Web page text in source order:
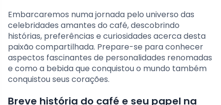
Embarcaremos numa jornada pelo universo das
celebridades amantes do café, descobrindo
histórias, preferências e curiosidades acerca desta
paixão compartilhada. Prepare-se para conhecer
aspectos fascinantes de personalidades renomadas
e como a bebida que conquistou o mundo também
conquistou seus corações.
Breve história do café e seu papel na